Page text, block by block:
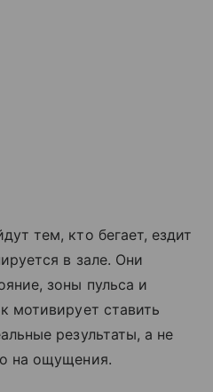
тем, кто бегает, ездит
в зале. Они
зоны пульса и
мотивирует ставить
результаты, а не
на ощущения.